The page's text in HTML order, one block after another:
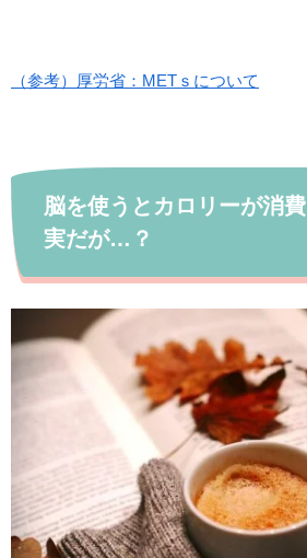
（参考）厚労省：METｓについて
脳を使うとカロリーが消
実だが…？